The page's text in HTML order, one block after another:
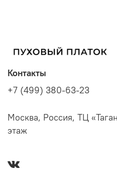
Контакты
+7 (499) 380-63-23
Москва, Россия, ТЦ
этаж